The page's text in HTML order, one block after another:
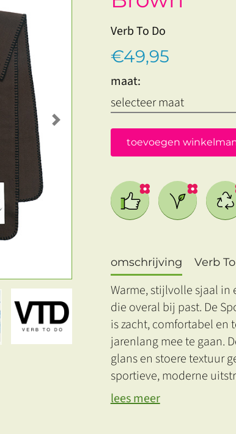
Next
Verb To Do
€49,95
maat:
toevoegen
omschrijving Verb
Warme, stijlvolle sjaal
die overal bij past. De
is zacht, comfortabel en
jarenlang mee te gaan.
glans en stoere textuur
sportieve, moderne
lees meer